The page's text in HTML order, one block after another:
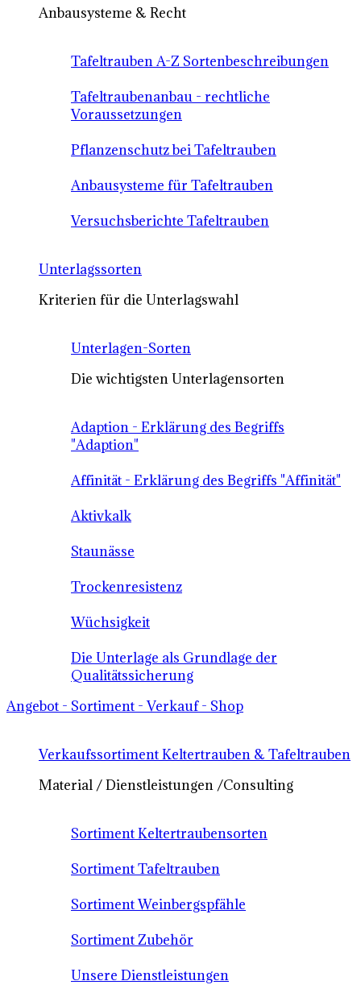
Anbausysteme & Recht
Tafeltrauben A-Z Sortenbeschreibungen
Tafeltraubenanbau - rechtliche
Voraussetzungen
Pflanzenschutz bei Tafeltrauben
Anbausysteme für Tafeltrauben
Versuchsberichte Tafeltrauben
Unterlagssorten
Kriterien für die Unterlagswahl
Unterlagen-Sorten
Die wichtigsten Unterlagensorten
Adaption - Erklärung des Begriffs
"Adaption"
Affinität - Erklärung des Begriffs "Affinität"
Aktivkalk
Staunässe
Trockenresistenz
Wüchsigkeit
Die Unterlage als Grundlage der
Qualitätssicherung
Angebot - Sortiment - Verkauf - Shop
Verkaufssortiment Keltertrauben & Tafeltrauben
Material / Dienstleistungen /Consulting
Sortiment Keltertraubensorten
Sortiment Tafeltrauben
Sortiment Weinbergspfähle
Sortiment Zubehör
Unsere Dienstleistungen